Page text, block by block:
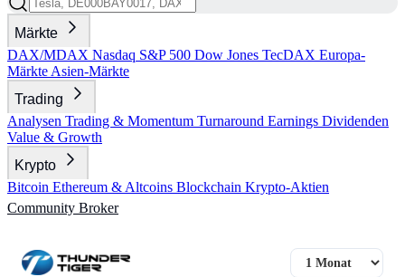
Märkte
DAX/MDAX Nasdaq S&P 500 Dow Jones TecDAX Europa-
Märkte Asien-Märkte
Trading
Analysen Trading & Momentum Turnaround Earnings Dividenden
Value & Growth
Krypto
Bitcoin Ethereum & Altcoins Blockchain Krypto-Aktien
Community Broker